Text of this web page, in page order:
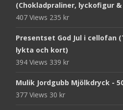
(Chokladpraliner, lyckofigur
407 Views 235 kr
Presentset God Jul i cellofan
lykta och kort)
394 Views 339 kr
Mulik Jordgubb Mjölkdryck -
377 Views 30 kr